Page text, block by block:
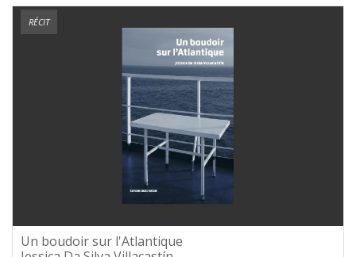
RÉCIT
Un boudoir sur l'Atlantique